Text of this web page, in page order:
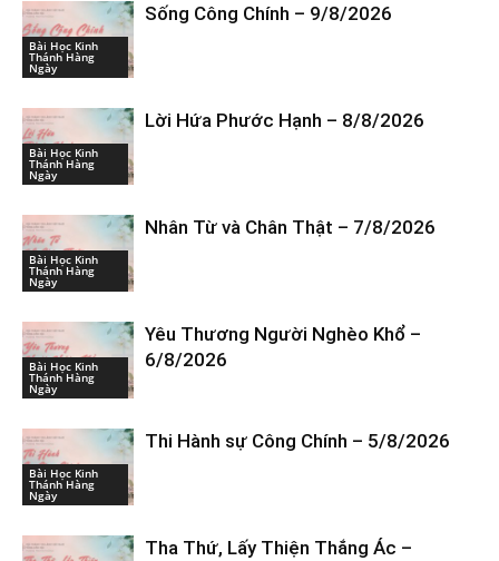
Bài Học Kinh
Thánh Hàng
Ngày
Sống Công Chính – 9/8/2026
Bài Học Kinh
Thánh Hàng
Ngày
Lời Hứa Phước Hạnh – 8/8/2026
Bài Học Kinh
Thánh Hàng
Ngày
Nhân Từ và Chân Thật – 7/8/2026
Bài Học Kinh
Thánh Hàng
Ngày
Yêu Thương Người Nghèo Khổ –
6/8/2026
Bài Học Kinh
Thánh Hàng
Ngày
Thi Hành sự Công Chính – 5/8/2026
Tha Thứ, Lấy Thiện Thắng Ác –